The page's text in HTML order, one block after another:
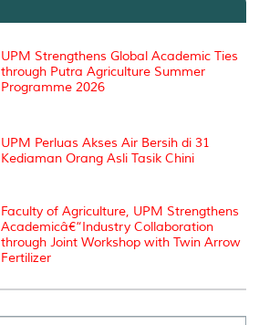
n
e
UPM Strengthens Global Academic Ties
through Putra Agriculture Summer
Programme 2026
UPM Perluas Akses Air Bersih di 31
Kediaman Orang Asli Tasik Chini
Faculty of Agriculture, UPM Strengthens
Academicâ€“Industry Collaboration
through Joint Workshop with Twin Arrow
Fertilizer